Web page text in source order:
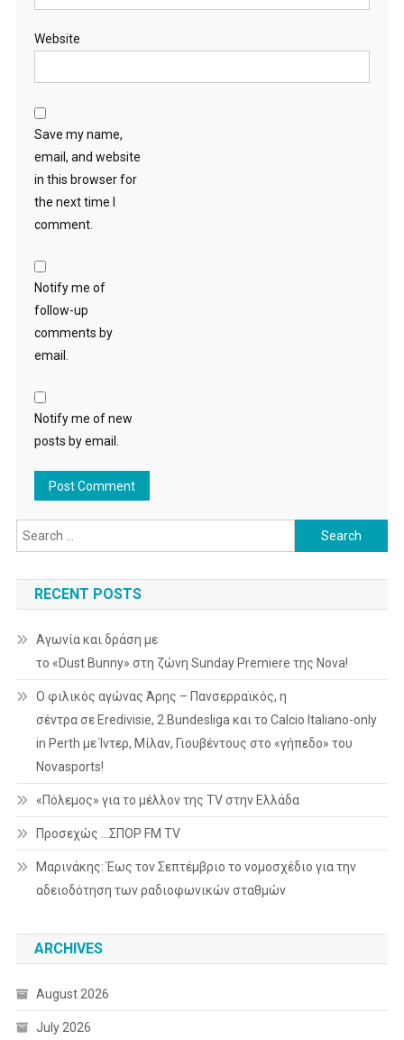
Website
Save my name,
email, and website
in this browser for
the next time I
comment.
Notify me of
follow-up
comments by
email.
Notify me of new
posts by email.
Search
for:
RECENT POSTS
Αγωνία και δράση με
το «Dust Bunny» στη ζώνη Sunday Premiere της Nova!
Ο φιλικός αγώνας Άρης – Πανσερραϊκός, η
σέντρα σε Eredivisie, 2.Bundesliga και το Calcio Italiano-only
in Perth με Ίντερ, Μίλαν, Γιουβέντους στο «γήπεδο» του
Novasports!
«Πόλεμος» για το μέλλον της TV στην Ελλάδα
Προσεχώς …ΣΠΟΡ FM TV
Μαρινάκης: Έως τον Σεπτέμβριο το νομοσχέδιο για την
αδειοδότηση των ραδιοφωνικών σταθμών
ARCHIVES
August 2026
July 2026